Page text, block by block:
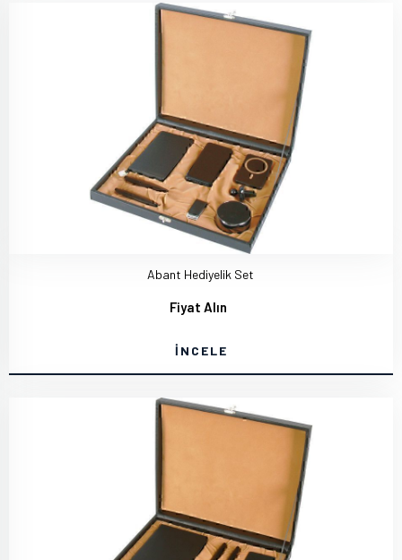
Abant Hediyelik Set
Fiyat Alın
İNCELE